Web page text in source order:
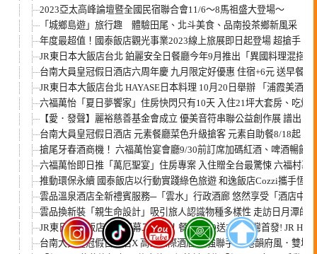
2023亞太高峰論壇暨全國民宿聯合會11/6～8馬祖盛大登場～
「城鄉島遊」旅行趣 體驗田尾、北斗美食、品南投茶鄉新風采
年度最超值！國泰飯店觀光事業2023線上旅展即日起登場 超搶手
JR東日本大飯店台北 鉑麗安全日餐廳今年9月推出「異國料理混搭風
台南大員皇冠假日酒店六周年慶 九月限定好優惠 住宿+6元 送早餐
JR東日本大飯店台北 HAYASE日本料理 10月20日舉辦 「浦霞美酒佳
六福萬怡「夏日夢饗家」住房快閃只有10天 入住21坪大套房、吃烤
【愛．發聲】麗裕慈善基金會成立 優美音符串聯公益創作展 譜出
台南大員皇冠假日酒店 元素餐廳菜色升級搶客 元素自助餐8/18起「
搶尾牙春酒商機！ 六福萬怡宴會廳9/30前訂席加碼紅酒、啤酒暢飲
六福萬怡即日推「萬厄聖宴」住房專案 入住贈全台最驚悚 六福村墓
推動環保永續 國泰飯店以行動實踐綠色旅遊 和逸飯店Cozzi攜手恆
雲品溫泉酒店全新禮賓服務─「雲水」行政酒廊 悠然享受「酒店中
雲品換新裝「親生命設計」吸引旅人認識物種多樣性 走訪日月潭的
JR東日本大飯店台北開幕二周年！餐消1000送300 台灣首發! JR
台南大員皇冠假日酒店X 高雄洲際酒店 強強聯手 【港韻府風．雙城